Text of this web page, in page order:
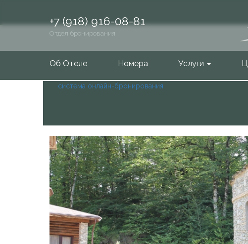
+7 (918) 916-08-81
Отдел бронирования
Об Отеле Номера Услуги
система онлайн-бронирования